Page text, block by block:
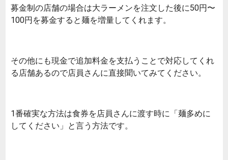
募金制の店舗の場合は大ラーメンを注文した後に50円〜
100円を募金すると麺を増量してくれます。
その他にも現金で追加料金を支払うことで対応してくれ
る店舗あるので店員さんに直接聞いてみてください。
1番確実な方法は食券を店員さんに渡す時に「麺多めに
してください」と言う方法です。